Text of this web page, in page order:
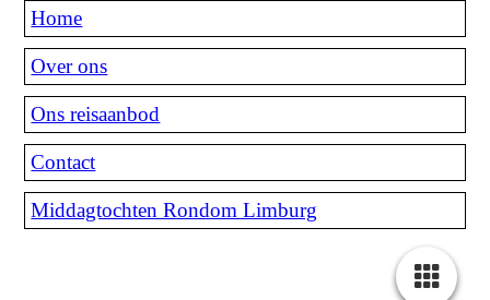
Home
Over ons
Ons reisaanbod
Contact
Middagtochten Rondom Limburg